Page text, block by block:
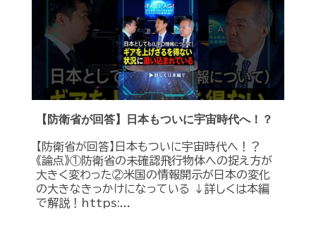
【防衛省が回答】日本もついに宇宙時代へ！？
【防衛省が回答】日本もついに宇宙時代へ！？
《論点》①防衛省の未確認飛行物体への捉え方が
大きく変わった②米国の情報開示が日本の変化
の大きなきっかけになっている ↓詳しくは本編
で解説！https:...